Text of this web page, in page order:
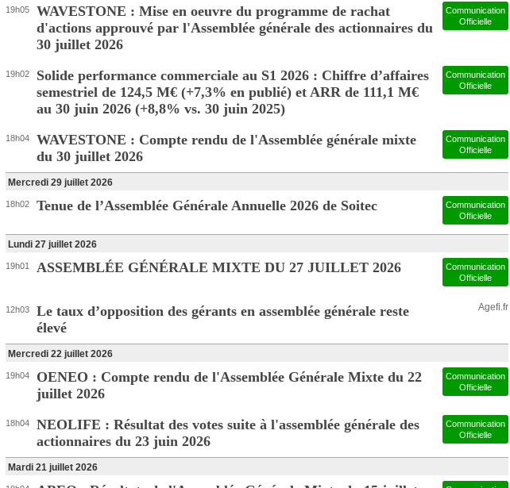
19h05
WAVESTONE : Mise en oeuvre du programme de rachat
d'actions approuvé par l'Assemblée générale des actionnaires du
30 juillet 2026
Communication
Officielle
19h02
Solide performance commerciale au S1 2026 : Chiffre d’affaires
semestriel de 124,5 M€ (+7,3% en publié) et ARR de 111,1 M€
au 30 juin 2026 (+8,8% vs. 30 juin 2025)
Communication
Officielle
18h04
WAVESTONE : Compte rendu de l'Assemblée générale mixte
du 30 juillet 2026
Communication
Officielle
Mercredi 29 juillet 2026
18h02 Tenue de l’Assemblée Générale Annuelle 2026 de Soitec
Communication
Officielle
Lundi 27 juillet 2026
19h01 ASSEMBLÉE GÉNÉRALE MIXTE DU 27 JUILLET 2026
Communication
Officielle
12h03
Le taux d’opposition des gérants en assemblée générale reste
élevé
Agefi.fr
Mercredi 22 juillet 2026
19h04
OENEO : Compte rendu de l'Assemblée Générale Mixte du 22
juillet 2026
Communication
Officielle
18h04
NEOLIFE : Résultat des votes suite à l'assemblée générale des
actionnaires du 23 juin 2026
Communication
Officielle
Mardi 21 juillet 2026